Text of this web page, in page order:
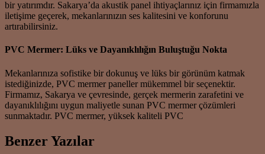
bir yatırımdır. Sakarya’da akustik panel ihtiyaçlarınız için firmamızla
iletişime geçerek, mekanlarınızın ses kalitesini ve konforunu
artırabilirsiniz.
PVC Mermer: Lüks ve Dayanıklılığın Buluştuğu Nokta
Mekanlarınıza sofistike bir dokunuş ve lüks bir görünüm katmak
istediğinizde, PVC mermer paneller mükemmel bir seçenektir.
Firmamız, Sakarya ve çevresinde, gerçek mermerin zarafetini ve
dayanıklılığını uygun maliyetle sunan PVC mermer çözümleri
sunmaktadır. PVC mermer, yüksek kaliteli PVC
Benzer Yazılar